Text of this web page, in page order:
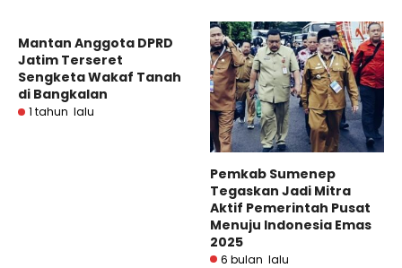
Mantan Anggota DPRD
Jatim Terseret
Sengketa Wakaf Tanah
di Bangkalan
1 tahun lalu
Pemkab Sumenep
Tegaskan Jadi Mitra
Aktif Pemerintah Pusat
Menuju Indonesia Emas
2025
6 bulan lalu